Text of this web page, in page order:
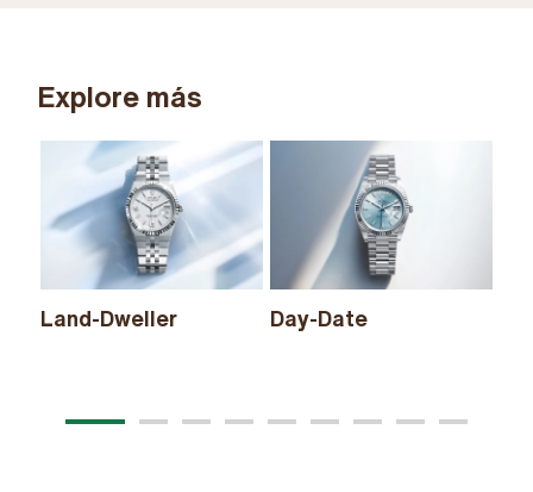
Explore más
Land-Dweller Day-Date